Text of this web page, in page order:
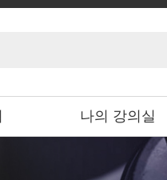
나의 강의실